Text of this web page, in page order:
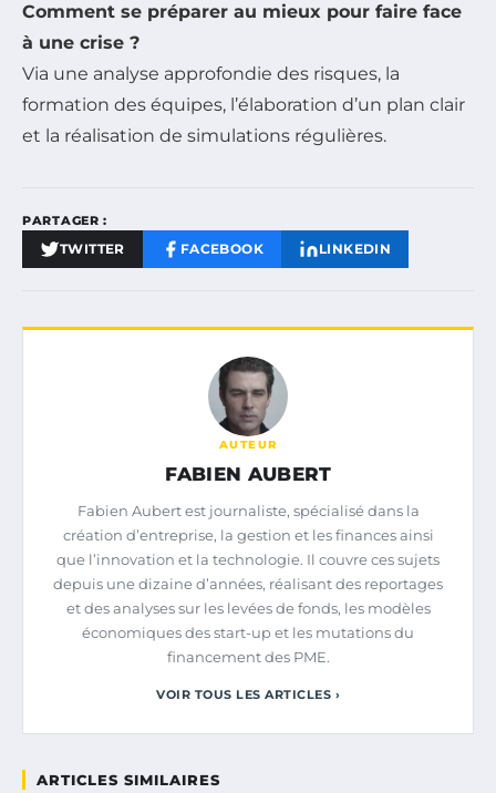
Comment se préparer au mieux pour faire face
à une crise ?
Via une analyse approfondie des risques, la
formation des équipes, l’élaboration d’un plan clair
et la réalisation de simulations régulières.
PARTAGER :
TWITTER FACEBOOK LINKEDIN
AUTEUR
FABIEN AUBERT
Fabien Aubert est journaliste, spécialisé dans la
création d’entreprise, la gestion et les finances ainsi
que l’innovation et la technologie. Il couvre ces sujets
depuis une dizaine d’années, réalisant des reportages
et des analyses sur les levées de fonds, les modèles
économiques des start-up et les mutations du
financement des PME.
VOIR TOUS LES ARTICLES ›
ARTICLES SIMILAIRES